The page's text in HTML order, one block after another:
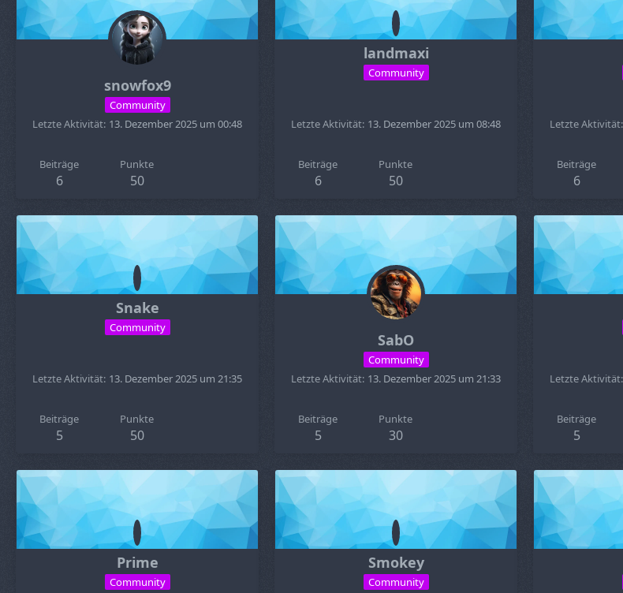
snowfox9
Community
Letzte Aktivität 13. Dezember 2025 um 00:48
Beiträge
6
Punkte
50
landmaxi
Community
Letzte Aktivität 13. Dezember 2025 um 08:48
Beiträge
6
Punkte
50
Letzte Aktivität
Beiträge
6
Snake
Community
Letzte Aktivität 13. Dezember 2025 um 21:35
Beiträge
5
Punkte
50
SabO
Community
Letzte Aktivität 13. Dezember 2025 um 21:33
Beiträge
5
Punkte
30
Letzte Aktivität
Beiträge
5
Prime
Community
Smokey
Community